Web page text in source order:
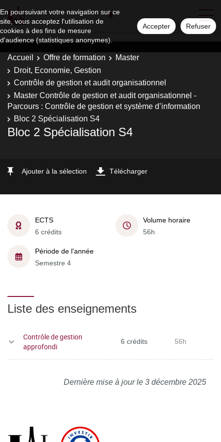
En poursuivant votre navigation sur ce
site, vous acceptez l'utilisation de
cookies à des fins de mesure
d'audience (statistiques anonymes).
Accepter Refuser
Accueil Offre de formation
Master
Droit, Economie, Gestion
Contrôle de gestion et audit organisationnel
Master Contrôle de gestion et audit organisationnel -
Parcours : Contrôle de gestion et système d’information
Bloc 2 Spécialisation S4
Bloc 2 Spécialisation S4
Ajouter à la sélection Télécharger
ECTS
6 crédits
Volume horaire
56h
Période de l'année
Semestre 4
Liste des enseignements
Contrôle de gestion
approfondi
6 crédits 56h
Dernière mise à jour le 3 décembre 2025